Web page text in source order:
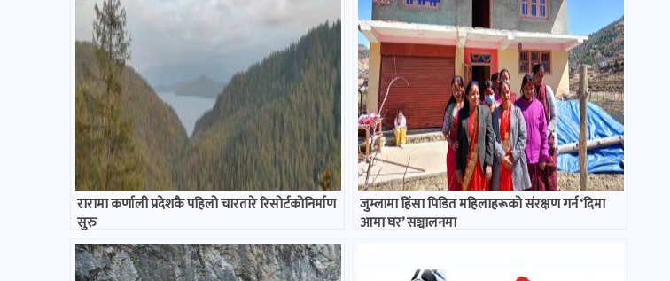
रारामा कर्णाली प्रदेशकै पहिलो चारतारे रिसोर्टकोनिर्माण
सुरु
जुम्लामा हिंसा पिडित महिलाहरूको संरक्षण गर्न ‘दिमा
आमा घर’ सञ्चालनमा